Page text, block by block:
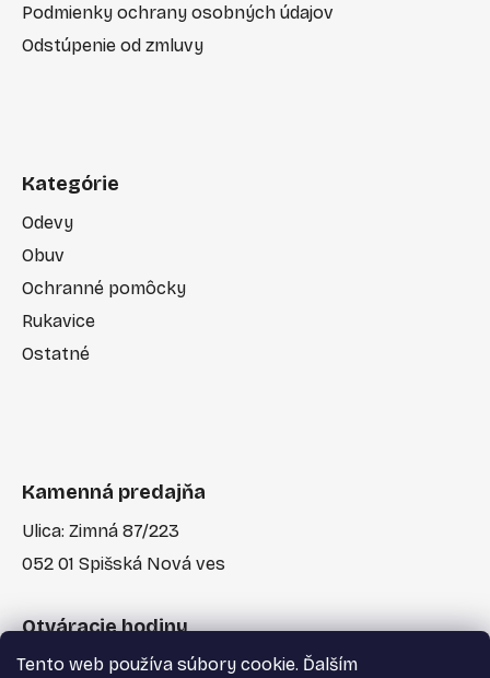
Tento web používa súbory cookie. Ďalším
Podmienky ochrany osobných údajov
Odstúpenie od zmluvy
Kategórie
Odevy
Obuv
Ochranné pomôcky
Rukavice
Ostatné
Kamenná predajňa
Ulica: Zimná 87/223
052 01 Spišská Nová ves
Otváracie hodiny
Po-Pia: 7:30 - 17:00